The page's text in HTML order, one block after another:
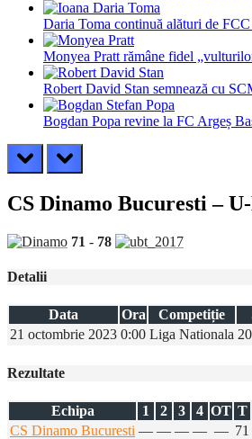
Daria Toma continuă alături de
Monyea Pratt rămâne fidel
Robert David Stan semnează cu
Bogdan Popa revine la FC Argeș
prev next
CS Dinamo Bucuresti –
71 - 78
Detalii
Data Ora Competiție
21 octombrie 2023 0:00 Liga Nationala
Rezultate
Echipa 1 2 3 4 OT T
CS Dinamo Bucuresti — — — — — 71